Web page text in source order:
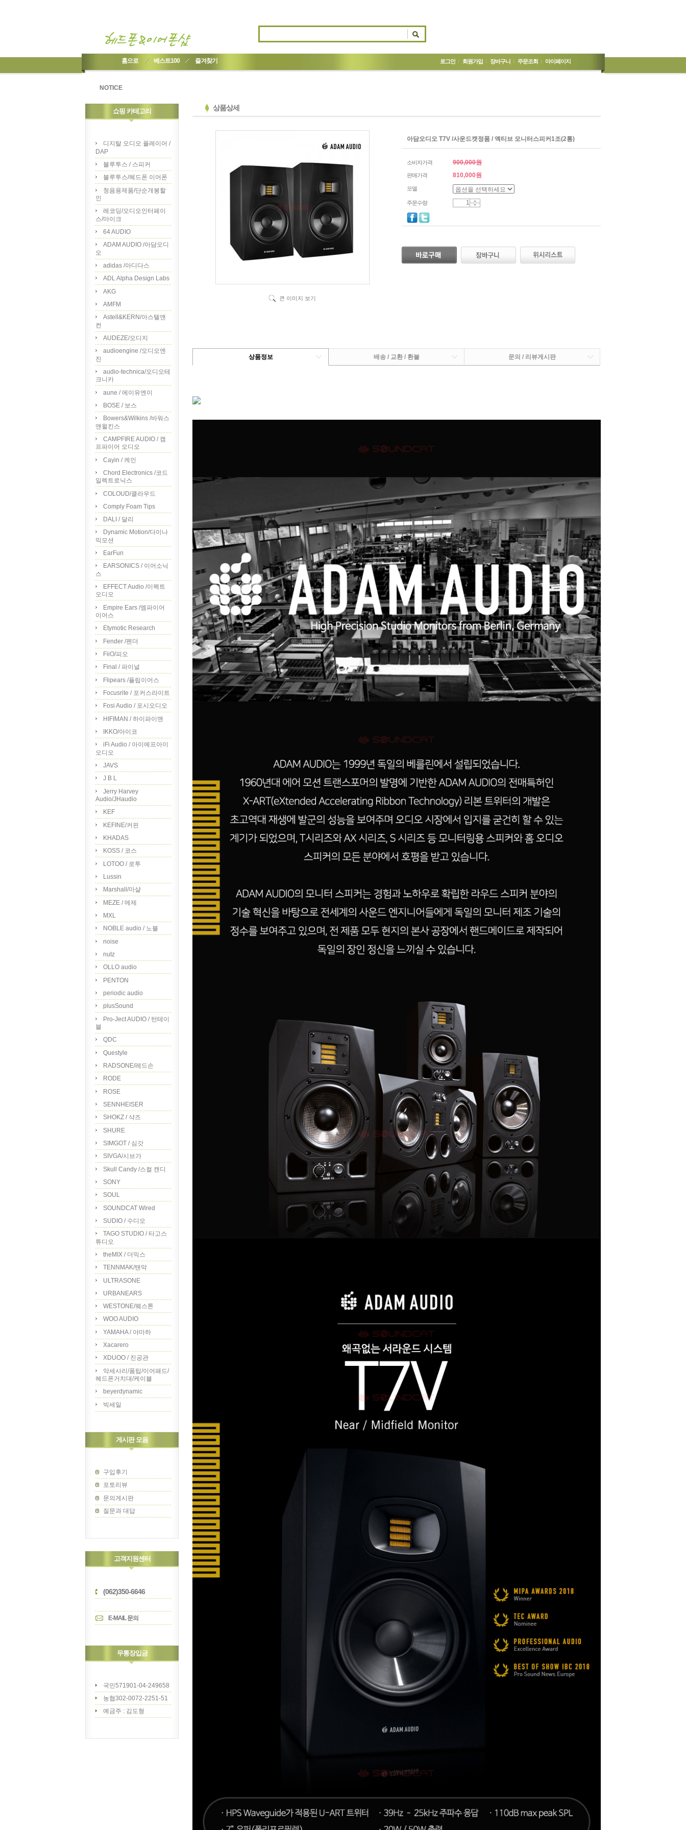
홈으로 베스트100 즐겨찾기 로그인 회원가입 장바구니 주문조회 마이페이지
NOTICE
쇼핑 카테고리
디지탈 오디오 플레이어 /
DAP
블루투스 / 스피커
블루투스/헤드폰 이어폰
청음용제품/단순개봉할
인
레코딩/오디오인터페이
스/마이크
64 AUDIO
ADAM AUDIO /아담오디
오
adidas /아디다스
ADL Alpha Design Labs
AKG
AMFM
Astell&KERN/아스텔앤
컨
AUDEZE/오디지
audioengine /오디오엔
진
audio-technica/오디오테
크니카
aune / 에이유엔이
BOSE / 보스
Bowers&Wilkins /바워스
앤윌킨스
CAMPFIRE AUDIO / 캠
프파이어 오디오
Cayin / 케인
Chord Electronics /코드
일렉트로닉스
COLOUD/클라우드
Comply Foam Tips
DALI / 달리
Dynamic Motion/다이나
믹모션
EarFun
EARSONICS / 이어소닉
스
EFFECT Audio /이펙트
오디오
Empire Ears /엠파이어
이어스
Etymotic Research
Fender /펜더
FiiO/피오
Final / 파이널
Flipears /플립이어스
Focusrite / 포커스라이트
Fosi Audio / 포시오디오
HIFIMAN / 하이파이맨
IKKO/아이코
iFi Audio / 아이에프아이
오디오
JAVS
J B L
Jerry Harvey
Audio/JHaudio
KEF
KEFINE/커핀
KHADAS
KOSS / 코스
LOTOO / 로투
Lussin
Marshall/마샬
MEZE / 메제
MXL
NOBLE audio / 노블
noise
nutz
OLLO audio
PENTON
periodic audio
plusSound
Pro-Ject AUDIO / 턴테이
블
QDC
Questyle
RADSONE/레드손
RODE
ROSE
SENNHEISER
SHOKZ / 샥즈
SHURE
SIMGOT / 심갓
SIVGA/시브가
Skull Candy /스컬 캔디
SONY
SOUL
SOUNDCAT Wired
SUDIO / 수디오
TAGO STUDIO / 타고스
튜디오
theMIX / 더믹스
TENNMAK/탠막
ULTRASONE
URBANEARS
WESTONE/웨스톤
WOO AUDIO
YAMAHA / 야마하
Xacarero
XDUOO / 진공관
악세사리/폼팁/이어패드/
헤드폰거치대/케이블
beyerdynamic
빅세일
게시판 모음
구입후기
포토리뷰
문의게시판
질문과 대답
고객지원센터
(062)350-6646
E-MAIL 문의
무통장입금
국민571901-04-249658
농협302-0072-2251-51
예금주 : 김도형
상품상세
큰 이미지 보기
아담오디오 T7V /사운드캣정품 / 엑티브 모니터스피커1조(2통)
소비자가격 900,000원
판매가격 810,000원
모델
주문수량
상품정보 배송 / 교환 / 환불 문의 / 리뷰게시판